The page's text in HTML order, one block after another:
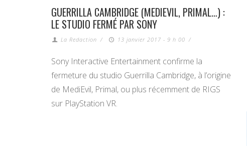
GUERRILLA CAMBRIDGE (MEDIEVIL, PRIMAL…) :
LE STUDIO FERMÉ PAR SONY
La Redaction / 13 janvier 2017 - 9 h 00 /
Sony Interactive Entertainment confirme la
fermeture du studio Guerrilla Cambridge, à l’origine
de MediEvil, Primal, ou plus récemment de RIGS
sur PlayStation VR.